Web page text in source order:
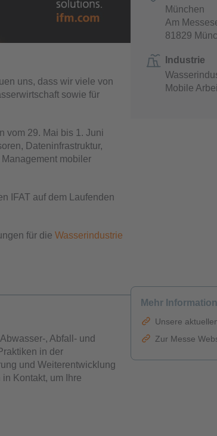
uns, dass wir viele von
sowie für
vom 29. Mai bis 1. Juni
Dateninfrastruktur,
mobiler
IFAT auf dem Laufenden
für die Wasserindustrie
München
Am
81829
Industrie
Mobile
, Abfall- und
in der
und Weiterentwicklung
Kontakt, um Ihre
Mehr
Unsere
Zur Messe